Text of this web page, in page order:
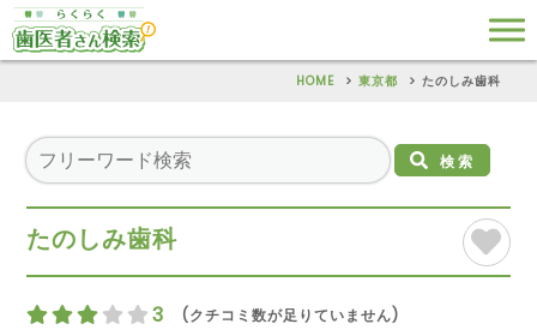
HOME 東京都 たのしみ歯科
検索
たのしみ歯科
3 (クチコミ数が足りていません)